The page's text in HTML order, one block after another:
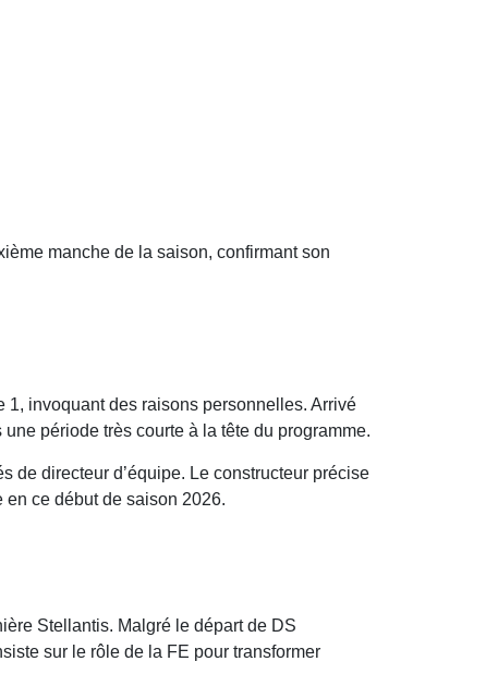
manche de la saison, confirmant son
invoquant des raisons personnelles. Arrivé
période très courte à la tête du programme.
de directeur d’équipe. Le constructeur précise
ce début de saison 2026.
Stellantis. Malgré le départ de DS
sur le rôle de la FE pour transformer